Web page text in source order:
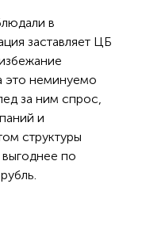
в
заставляет ЦБ
неминуемо
за ним спрос,
и
структуры
по